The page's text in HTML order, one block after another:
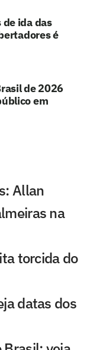
ida das
é
de 2026
em
Allan
na
torcida do
datas dos